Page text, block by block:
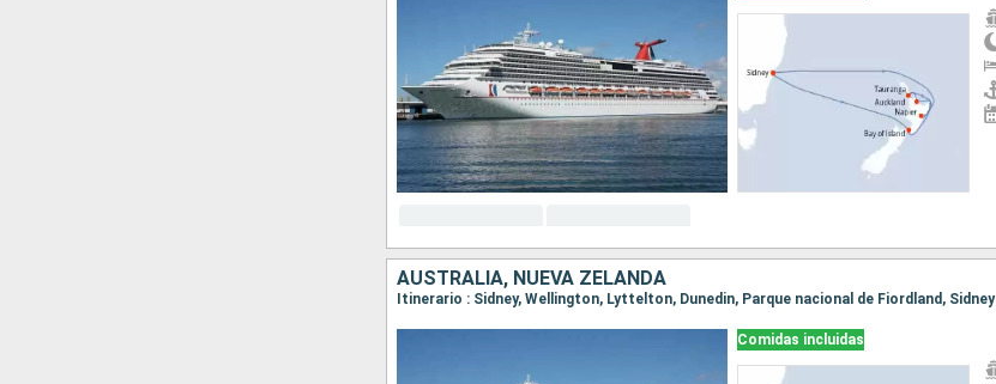
AUSTRALIA, NUEVA ZELANDA
Itinerario : Sidney, Wellington, Lyttelton, Dunedin, Parque nacional de Fiordland, Sidney
Comidas incluidas